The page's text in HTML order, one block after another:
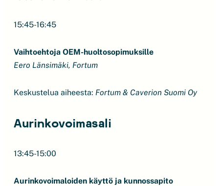
15:45-16:45
Vaihtoehtoja OEM-huoltosopimuksille
Eero Länsimäki, Fortum
Keskustelua aiheesta: Fortum & Caverion Suomi Oy
Aurinkovoimasali
13:45-15:00
Aurinkovoimaloiden käyttö ja kunnossapito